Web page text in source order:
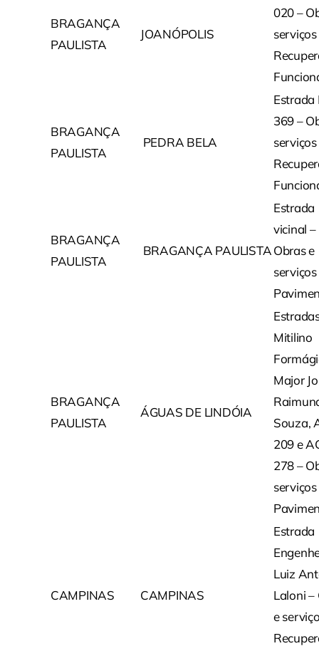
BRAGANÇA
PAULISTA
JOANÓPOLIS
020 –
BRAGANÇA
PAULISTA
PEDRA BELA
Estrada
369 –
BRAGANÇA
PAULISTA
BRAGANÇA PAULISTA
Estrada
vicinal –
Obras e
BRAGANÇA
PAULISTA
ÁGUAS DE LINDÓIA
Mitilino
Major
Souza,
209 e
278 –
CAMPINAS CAMPINAS
Estrada
Luiz
Laloni –
e